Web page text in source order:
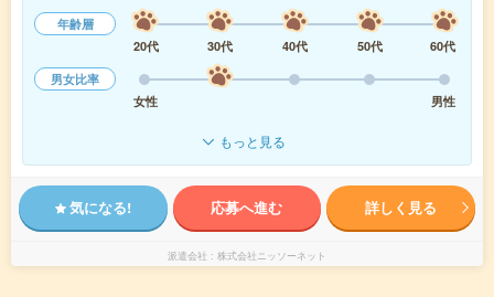
年齢層
20代
30代 40代 50代
60代
男女比率
女性
男性
もっと見る
気になる! 応募へ進む 詳しく見る
派遣会社 株式会社ニッソーネット